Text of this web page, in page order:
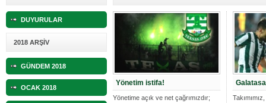
Hoş geldin Güneş bebek!
Mutluluklar Ceyhun Tetik
06.07.2023 18:57 |Bursasporumuzun önü açılsın istiyoruz!
03.05.2023 13:18 |Hoş geldin Alaz Bebek!
DUYURULAR
2018 ARŞİV
GÜNDEM 2018
OCAK 2018
Yönetim istifa!
Yönetime açık ve net çağrımızdır;